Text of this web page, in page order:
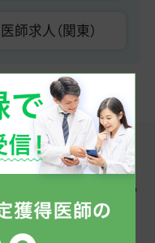
求人（関東）
わせはこちら
で